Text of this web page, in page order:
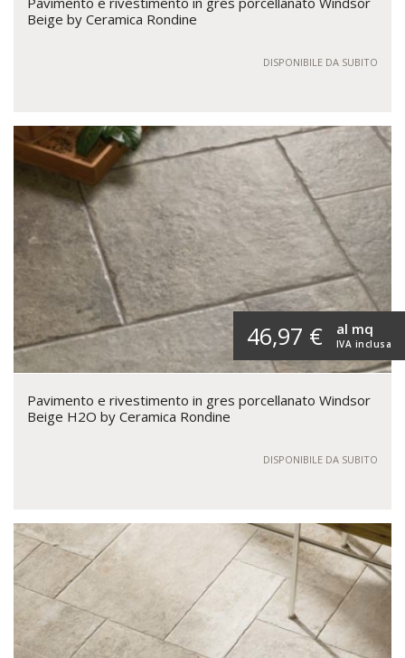
Beige by Ceramica Rondine
DISPONIBILE DA SUBITO
46,97 € IVA inclusa
al mq
Pavimento e rivestimento in gres porcellanato Windsor
Beige H2O by Ceramica Rondine
DISPONIBILE DA SUBITO